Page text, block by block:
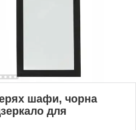
шафи, чорна
для